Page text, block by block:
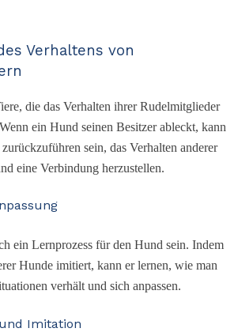
Verhaltens von
die das Verhalten ihrer Rudelmitglieder
ein Hund seinen Besitzer ableckt, kann
sein, das Verhalten anderer
eine Verbindung herzustellen.
ein Lernprozess für den Hund sein. Indem
Hunde imitiert, kann er lernen, wie man
verhält und sich anpassen.
Imitation